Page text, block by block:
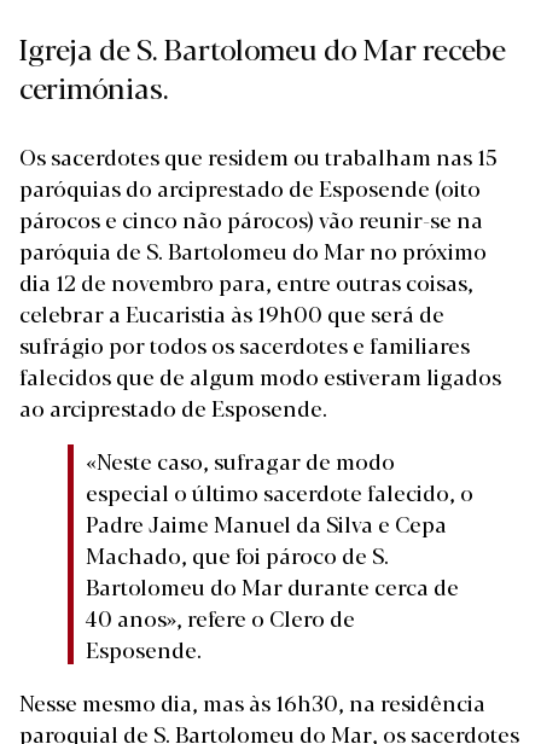
Igreja de S. Bartolomeu do Mar recebe
cerimónias.
Os sacerdotes que residem ou trabalham nas 15
paróquias do arciprestado de Esposende (oito
párocos e cinco não párocos) vão reunir-se na
paróquia de S. Bartolomeu do Mar no próximo
dia 12 de novembro para, entre outras coisas,
celebrar a Eucaristia às 19h00 que será de
sufrágio por todos os sacerdotes e familiares
falecidos que de algum modo estiveram ligados
ao arciprestado de Esposende.
«Neste caso, sufragar de modo
especial o último sacerdote falecido, o
Padre Jaime Manuel da Silva e Cepa
Machado, que foi pároco de S.
Bartolomeu do Mar durante cerca de
40 anos», refere o Clero de
Esposende.
Nesse mesmo dia, mas às 16h30, na residência
paroquial de S. Bartolomeu do Mar, os sacerdotes